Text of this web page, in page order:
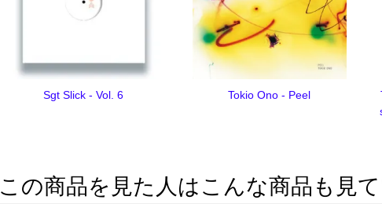
Sgt Slick - Vol. 6 Tokio Ono - Peel
この商品を見た人はこんな商品も見